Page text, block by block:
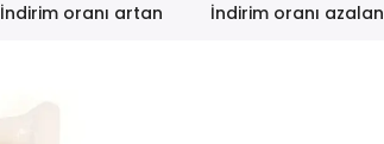
İndirim oranı artan İndirim oranı azalan